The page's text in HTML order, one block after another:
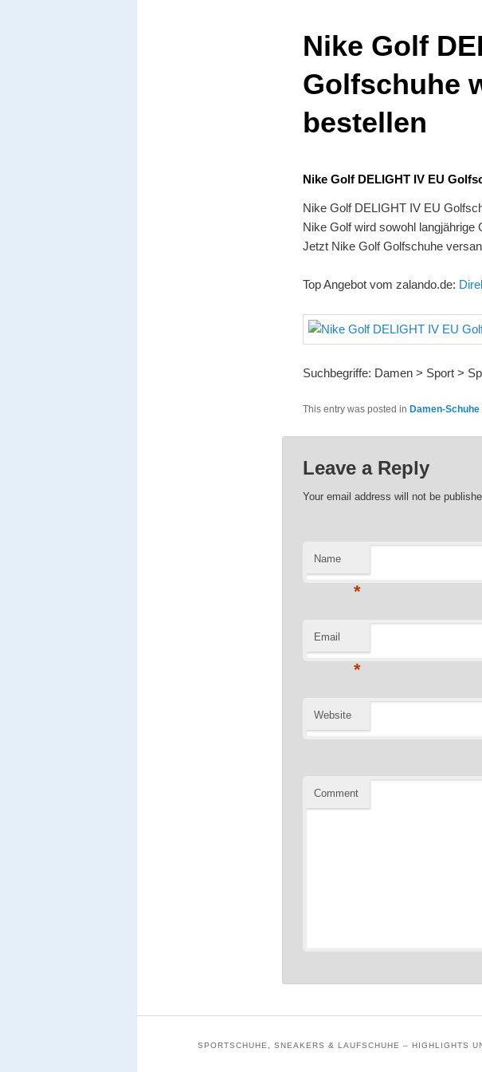
Nike Golf
Golfschuhe
bestellen
Nike Golf DELIGHT IV EU
Nike Golf DELIGHT IV EU
Nike Golf wird sowohl langjährige
Jetzt Nike Golf Golfschuhe
Top Angebot vom zalando.de:
Suchbegriffe: Damen > Sport >
This entry was posted in Damen-Schuhe
Leave a Reply
Your email address will not be
Name
*
Email
*
Website
Comment
SPORTSCHUHE, SNEAKERS & LAUFSCHUHE – HIGHLIGHTS